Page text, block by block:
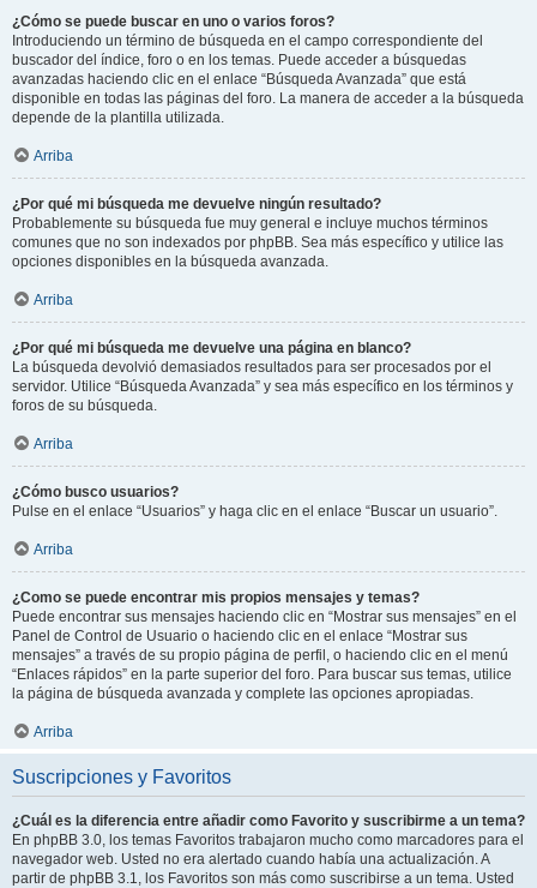
¿Cómo se puede buscar en uno o varios foros?
Introduciendo un término de búsqueda en el campo correspondiente del
buscador del índice, foro o en los temas. Puede acceder a búsquedas
avanzadas haciendo clic en el enlace “Búsqueda Avanzada” que está
disponible en todas las páginas del foro. La manera de acceder a la búsqueda
depende de la plantilla utilizada.
Arriba
¿Por qué mi búsqueda me devuelve ningún resultado?
Probablemente su búsqueda fue muy general e incluye muchos términos
comunes que no son indexados por phpBB. Sea más específico y utilice las
opciones disponibles en la búsqueda avanzada.
Arriba
¿Por qué mi búsqueda me devuelve una página en blanco?
La búsqueda devolvió demasiados resultados para ser procesados por el
servidor. Utilice “Búsqueda Avanzada” y sea más específico en los términos y
foros de su búsqueda.
Arriba
¿Cómo busco usuarios?
Pulse en el enlace “Usuarios” y haga clic en el enlace “Buscar un usuario”.
Arriba
¿Como se puede encontrar mis propios mensajes y temas?
Puede encontrar sus mensajes haciendo clic en “Mostrar sus mensajes” en el
Panel de Control de Usuario o haciendo clic en el enlace “Mostrar sus
mensajes” a través de su propio página de perfil, o haciendo clic en el menú
“Enlaces rápidos” en la parte superior del foro. Para buscar sus temas, utilice
la página de búsqueda avanzada y complete las opciones apropiadas.
Arriba
Suscripciones y Favoritos
¿Cuál es la diferencia entre añadir como Favorito y suscribirme a un tema?
En phpBB 3.0, los temas Favoritos trabajaron mucho como marcadores para el
navegador web. Usted no era alertado cuando había una actualización. A
partir de phpBB 3.1, los Favoritos son más como suscribirse a un tema. Usted